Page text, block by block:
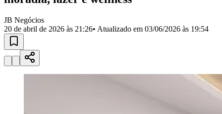
JubranBelval
VistaCalifórniaCarapicuíbaCentroChácaras MarcoCidades da
Região
Militar
Califórnia Jardim dos Altos
Esperança Jardim Graziela
Jardim São
JB Negócios
20 de abril de 2026 às 21:26• Atualizado em 03/06/2026 às 19:54